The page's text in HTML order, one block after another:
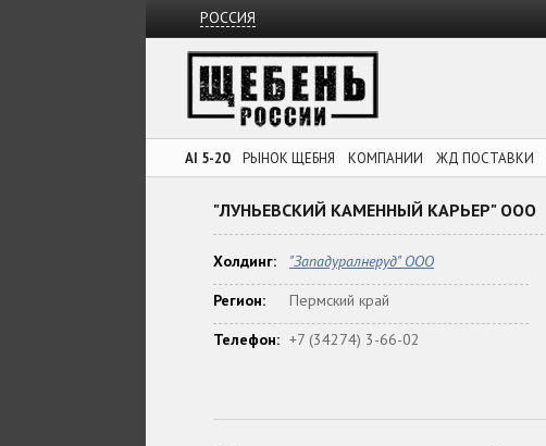
РОССИЯ
AI 5-20 РЫНОК ЩЕБНЯ КОМПАНИИ ЖД ПОСТАВКИ
"ЛУНЬЕВСКИЙ КАМЕННЫЙ КАРЬЕР" ООО
Холдинг:
"Западуралнеруд" ООО
Регион:
Пермский край
Телефон: +7 (34274) 3-66-02